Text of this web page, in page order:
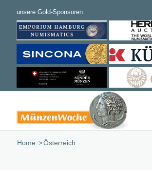
Home /Österreich